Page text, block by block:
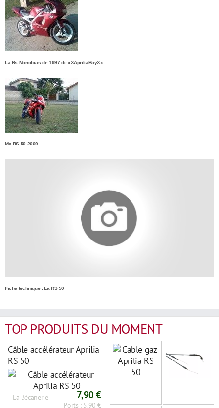
La Rs Monobras de 1997 de xXApriliaBoyXx
Ma RS 50 2009
Fiche technique : La RS 50
TOP PRODUITS DU MOMENT
Câble accélérateur Aprilia
RS 50
La Bécanerie 7,90 €
Ports : 5,90 €